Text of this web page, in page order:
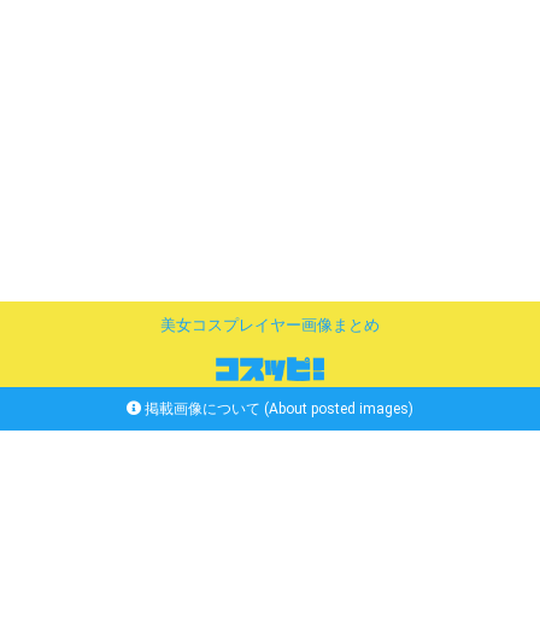
美女コスプレイヤー画像まとめ
掲載画像について (About posted images)